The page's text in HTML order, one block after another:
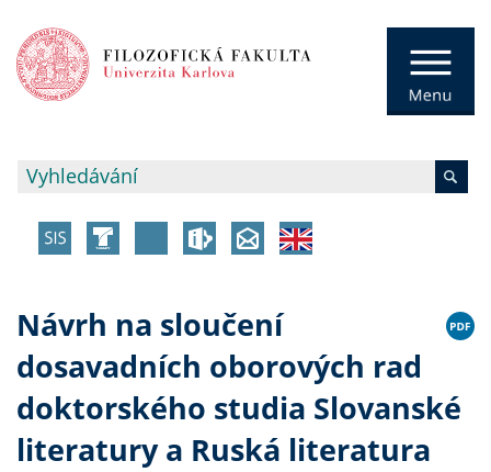
Návrh na sloučení
dosavadních oborových rad
doktorského studia Slovanské
literatury a Ruská literatura